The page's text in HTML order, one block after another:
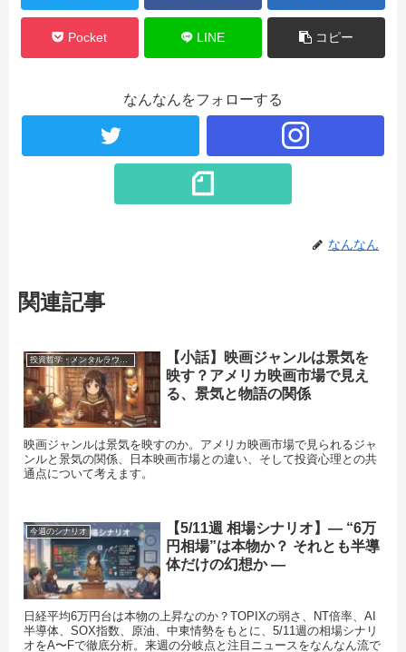
Pocket LINE コピー
なんなんをフォローする
なんなん
関連記事
投資哲学・メンタルラウンジ
【小話】映画ジャンルは景気を
映す？アメリカ映画市場で見え
る、景気と物語の関係
映画ジャンルは景気を映すのか。アメリカ映画市場で見られるジャ
ンルと景気の関係、日本映画市場との違い、そして投資心理との共
通点について考えます。
今週のシナリオ
【5/11週 相場シナリオ】— “6万
円相場”は本物か？ それとも半導
体だけの幻想か —
日経平均6万円台は本物の上昇なのか？TOPIXの弱さ、NT倍率、AI
半導体、SOX指数、原油、中東情勢をもとに、5/11週の相場シナリ
オをA〜Fで徹底分析。来週の分岐点と注目ニュースをなんなん流で